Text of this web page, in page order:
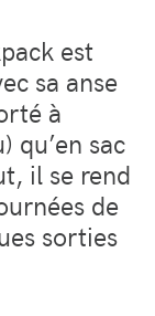
est
sa anse
à
qu’en sac
il se rend
de
sorties